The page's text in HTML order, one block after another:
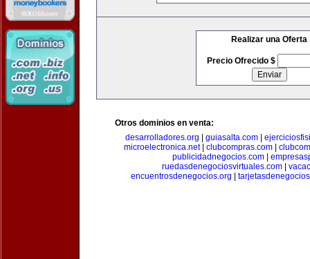
Realizar una Oferta
Precio Ofrecido $
Otros dominios en venta:
desarrolladores.org
guiasalta.com|
microelectronica.net| clubcompras.com
publicidadnegocios.com
ruedasdenegociosvirtuales.com|
encuentrosdenegocios.org